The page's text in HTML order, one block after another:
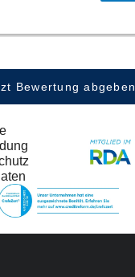
Bewertung abgeben